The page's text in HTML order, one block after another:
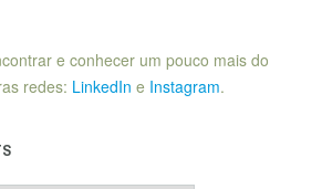
e conhecer um pouco mais do
redes: LinkedIn e Instagram.